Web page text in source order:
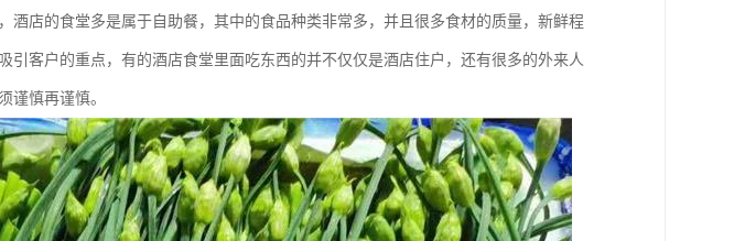
酒店的食堂多是属于自助餐，其中的食品种类非常多，并且很多食材的质量，新鲜程
引客户的重点，有的酒店食堂里面吃东西的并不仅仅是酒店住户，还有很多的外来人
谨慎再谨慎。